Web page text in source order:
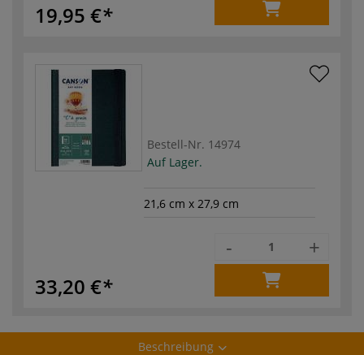
19,95 €
Bestell-Nr. 14974
Auf Lager.
21,6 cm x 27,9 cm
33,20 €
- +
Beschreibung